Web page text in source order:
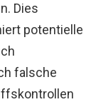
Dies
potentielle
falsche